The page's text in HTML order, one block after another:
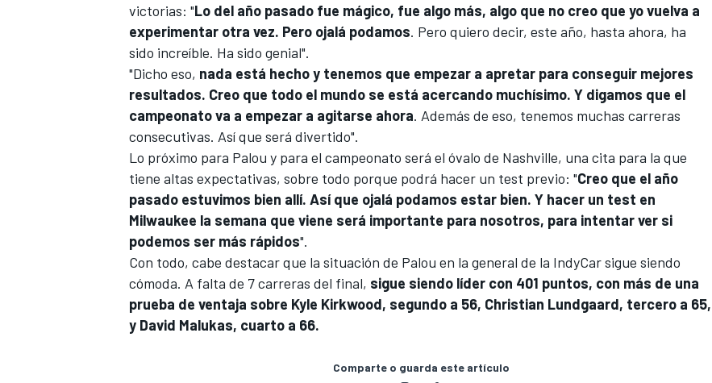
victorias: "Lo del año pasado fue mágico, fue algo más, algo que no creo que yo vuelva a
experimentar otra vez. Pero ojalá podamos. Pero quiero decir, este año, hasta ahora, ha
sido increíble. Ha sido genial".
"Dicho eso, nada está hecho y tenemos que empezar a apretar para conseguir mejores
resultados. Creo que todo el mundo se está acercando muchísimo. Y digamos que el
campeonato va a empezar a agitarse ahora. Además de eso, tenemos muchas carreras
consecutivas. Así que será divertido".
Lo próximo para Palou y para el campeonato será el óvalo de Nashville, una cita para la que
tiene altas expectativas, sobre todo porque podrá hacer un test previo: "Creo que el año
pasado estuvimos bien allí. Así que ojalá podamos estar bien. Y hacer un test en
Milwaukee la semana que viene será importante para nosotros, para intentar ver si
podemos ser más rápidos".
Con todo, cabe destacar que la situación de Palou en la general de la IndyCar sigue siendo
cómoda. A falta de 7 carreras del final, sigue siendo líder con 401 puntos, con más de una
prueba de ventaja sobre Kyle Kirkwood, segundo a 56, Christian Lundgaard, tercero a 65,
y David Malukas, cuarto a 66.
Comparte o guarda este artículo